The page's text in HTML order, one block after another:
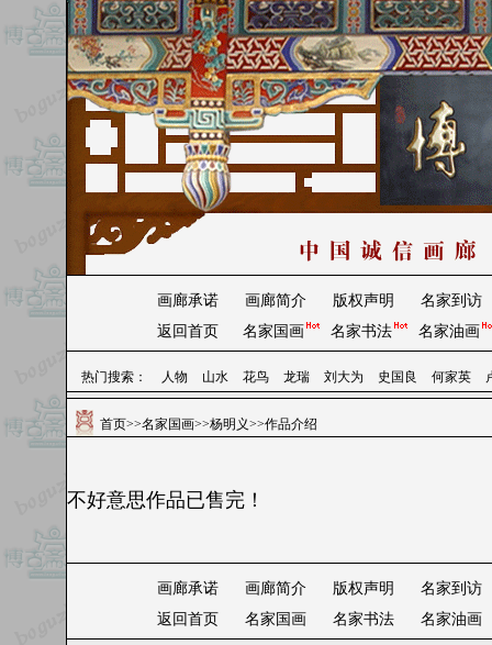
画廊承诺 画廊简介 版权声明
名家到访
返回首页
名家国画 名家书法 名家油画
热门搜索： 人物 山水 花鸟 龙瑞 刘大为 史国良 何家英
首页>>名家国画>>杨明义>>作品介绍
不好意思作品已售完！
画廊承诺 画廊简介 版权声明
名家到访
返回首页
名家国画 名家书法 名家油画